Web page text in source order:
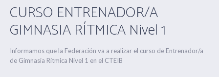
CURSO ENTRENADOR/A
GIMNASIA RÍTMICA Nivel 1
Informamos que la Federación va a realizar el curso de Entrenador/a
de Gimnasia Rítmica Nivel 1 en el CTEIB